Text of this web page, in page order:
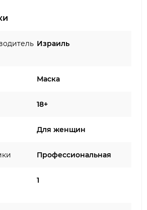
Израиль
Маска
18+
Для женщин
Профессиональная
1